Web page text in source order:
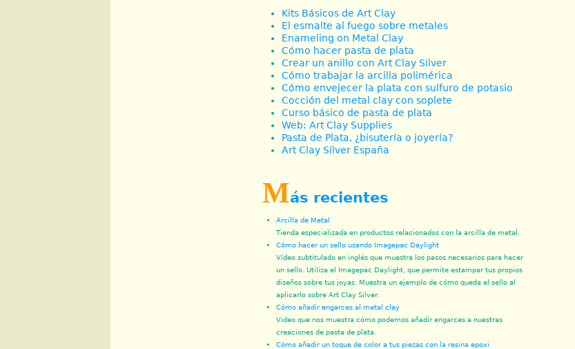
Kits Básicos de Art Clay
El esmalte al fuego sobre metales
Enameling on Metal Clay
Cómo hacer pasta de plata
Crear un anillo con Art Clay Silver
Cómo trabajar la arcilla polimérica
Cómo envejecer la plata con sulfuro de potasio
Cocción del metal clay con soplete
Curso básico de pasta de plata
Web: Art Clay Supplies
Pasta de Plata, ¿bisutería o joyería?
Art Clay Silver España
Más recientes
Arcilla de Metal
Tienda especializada en productos relacionados con la arcilla de metal.
Cómo hacer un sello usando Imagepac Daylight
Vídeo subtitulado en inglés que muestra los pasos necesarios para hacer
un sello. Utiliza el Imagepac Daylight, que permite estampar tus propios
diseños sobre tus joyas. Muestra un ejemplo de cómo queda el sello al
aplicarlo sobre Art Clay Silver.
Cómo añadir engarces al metal clay
Video que nos muestra cómo podemos añadir engarces a nuestras
creaciones de pasta de plata.
Cómo añadir un toque de color a tus piezas con la resina epoxi